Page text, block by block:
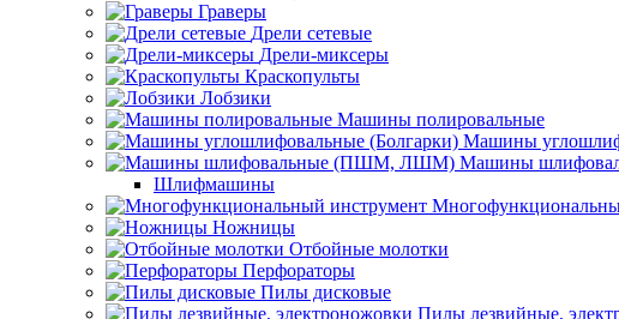
Граверы
Дрели сетевые
Дрели-миксеры
Краскопульты
Лобзики
Машины полировальные
Машины
Машины
Шлифмашины
Ножницы
Отбойные молотки
Перфораторы
Пилы дисковые
Пилы лезвийные,